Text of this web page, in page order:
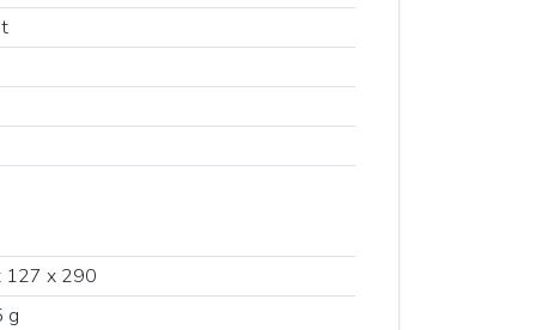
127 x 290
g